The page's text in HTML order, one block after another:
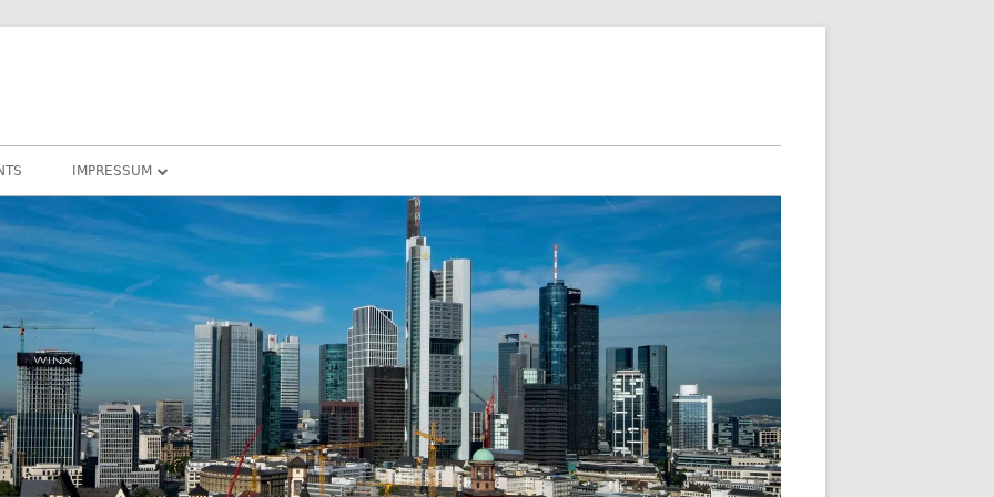
DARMSTADT
RHEIN-MAIN
IMPRESSUM
DATENSCHUTZ
COOKIE – RICHTLINIEN